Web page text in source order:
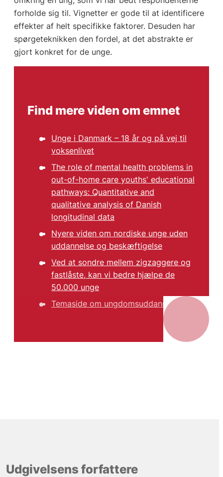
forholde sig til. Vignetter er gode til at identificere
effekter af helt specifikke faktorer. Desuden har
spørgeteknikken den fordel, at det abstrakte er
gjort konkret for de unge.
Find mere viden om emnet
Unge i Danmark – 18 år og på vej til
voksenlivet
The role of mental health problems in
out-of-home care youths' educational
pathways: Quantitative and
qualitative analysis of Danish
longitudinal data
Nyere viden om nordiske unge uden
uddannelse og beskæftigelse
Ved at sondre mellem zigzaggere og
fastlåste, kan vi bedre hjælpe de
50.000 unge
Temaside om ungdomsuddannelse
Udgivelsens forfattere